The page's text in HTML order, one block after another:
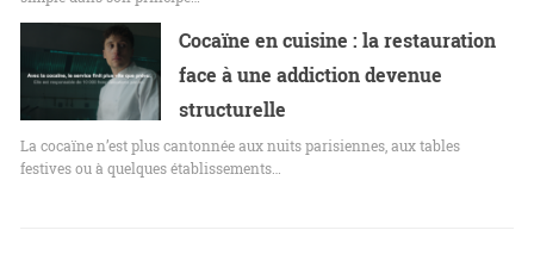
Cocaïne en cuisine : la restauration
face à une addiction devenue
structurelle
La cocaïne n’est plus cantonnée aux nuits parisiennes, aux tables
festives ou à quelques établissements…